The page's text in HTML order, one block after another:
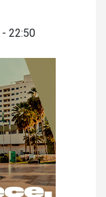
22:50